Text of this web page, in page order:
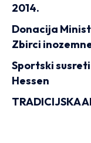
2014.
Donacija
Zbirci
Sportski
Hessen
TRADICIJSKA